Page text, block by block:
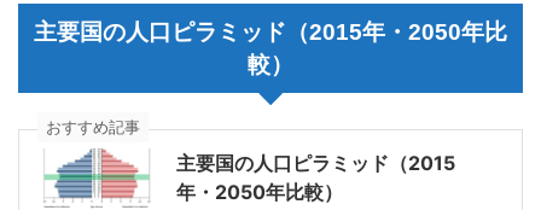
主要国の人口ピラミッド（2015年・2050年比
較）
おすすめ記事
主要国の人口ピラミッド（2015
年・2050年比較）